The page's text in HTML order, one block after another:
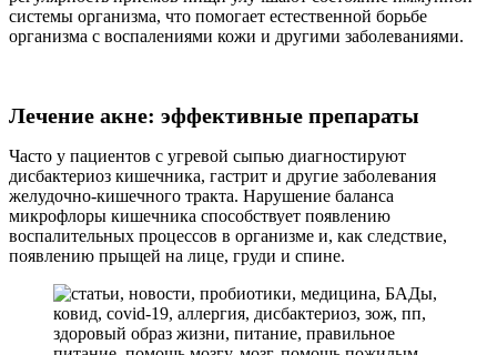
системы организма, что помогает естественной борьбе
организма с воспалениями кожи и другими заболеваниями.
Лечение акне: эффективные препараты
Часто у пациентов с угревой сыпью диагностируют
дисбактериоз кишечника, гастрит и другие заболевания
желудочно-кишечного тракта. Нарушение баланса
микрофлоры кишечника способствует появлению
воспалительных процессов в организме и, как следствие,
появлению прыщей на лице, груди и спине.